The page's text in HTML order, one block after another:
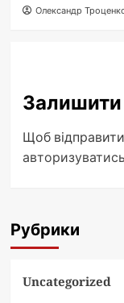
Олександр
Залишити
Щоб
авторизуватись
Рубрики
Uncategorized